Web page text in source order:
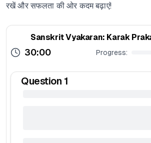
रखें और सफलता की ओर कदम बढ़ाएं!
Sanskrit Vyakaran: Karak
30:00 Progress:
Question 1